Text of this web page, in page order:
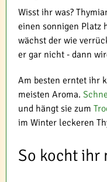
Wisst ihr was?
einen sonnigen Platz
wächst der wie
er gar nicht - dann
Am besten erntet ihr
meisten Aroma.
und hängt sie zum
im Winter leckeren
So kocht ihr